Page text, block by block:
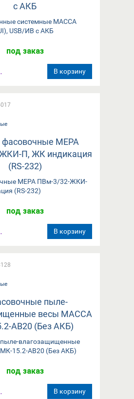
системные МАССА
USB/ИВ с АКБ
под заказ
В корзину
МЕРА ПВм-3/32-ЖКИ-
(RS-232)
под заказ
В корзину
влагозащищенные
15.2-АВ20 (Без АКБ)
под заказ
В корзину